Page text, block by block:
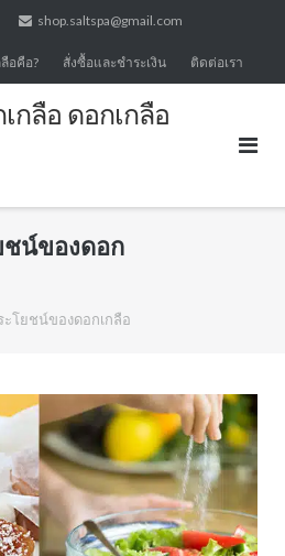
shop.saltspa@gmail.com
อคือ? สั่งซื้อและชำระเงิน ติดต่อเรา
กลือ ดอกเกลือ
ชน์ของดอก
ะโยชน์ของดอกเกลือ